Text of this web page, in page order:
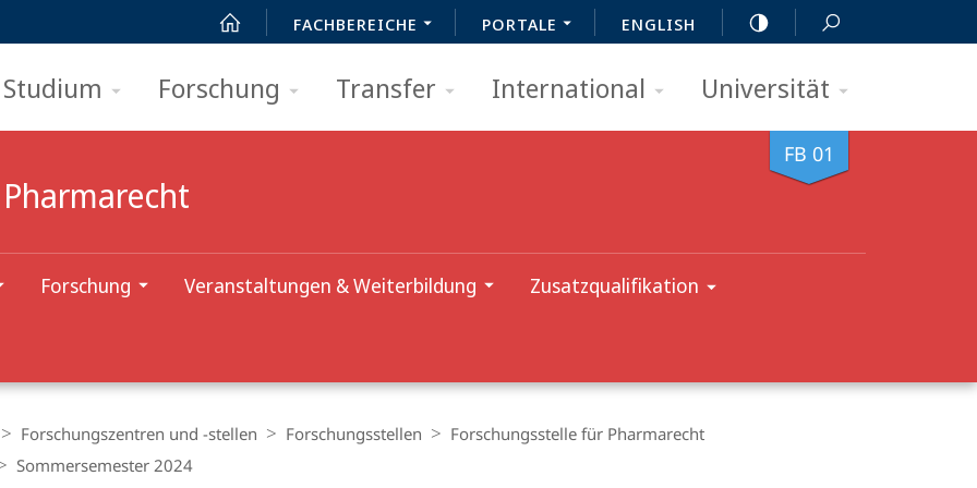
FACHBEREICHE PORTALE ENGLISH
Studium Forschung Transfer International Universität
FB 01
Forschung Veranstaltungen & Weiterbildung Zusatz­qualifikation
Forschungszentren und -stellen Forschungsstellen
Forschungsstelle für Pharmarecht
Sommersemester 2024